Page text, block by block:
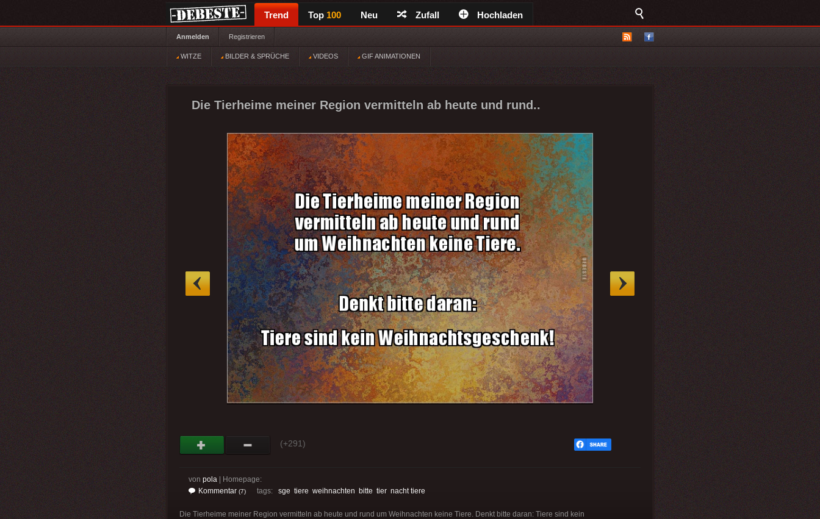
Trend Top 100 Neu Zufall Hochladen
Anmelden Registrieren
WITZE BILDER & SPRÜCHE VIDEOS GIF ANIMATIONEN
Die Tierheime meiner Region vermitteln ab heute und rund..
(+291)
von pola | Homepage:
Kommentar (7) tags: sge tiere weihnachten bitte tier nacht tiere
Die Tierheime meiner Region vermitteln ab heute und rund um Weihnachten keine Tiere. Denkt bitte daran: Tiere sind kein